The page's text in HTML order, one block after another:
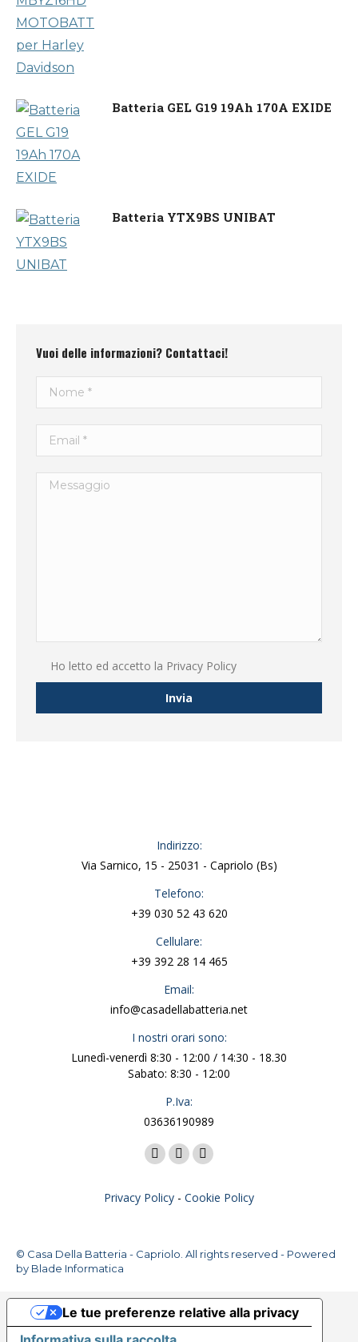
Batteria GEL G19 19Ah 170A EXIDE
Batteria YTX9BS UNIBAT
Vuoi delle informazioni? Contattaci!
Ho letto ed accetto la Privacy Policy
Indirizzo:
Via Sarnico, 15 - 25031 - Capriolo (Bs)
Telefono:
+39 030 52 43 620
Cellulare:
+39 392 28 14 465
Email:
info@casadellabatteria.net
I nostri orari sono:
Lunedì-venerdì 8:30 - 12:00 / 14:30 - 18.30
Sabato: 8:30 - 12:00
P.Iva:
03636190989
Facebook
opens
X
opens
Instagram
opens
Privacy Policy - Cookie Policy
© Casa Della Batteria - Capriolo. All rights reserved - Powered
by Blade Informatica
Le tue preferenze relative alla privacy